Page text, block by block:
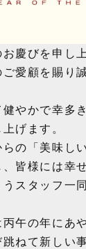
慶びを申し
愛顧を賜り
やかで幸多
げます。
の「美味し
皆様には幸
スタッフ一
午の年にあ
ねて新しい